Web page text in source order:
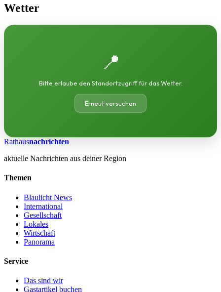
Wetter
📍
Bitte erlaube den Standortzugriff für das Wetter.
Erneut versuchen
Rathausnachrichten
aktuelle Nachrichten aus deiner Region
Themen
Blaulicht News
International
Gesellschaft
Lokales
Wirtschaft
Panorama
Service
Das sind wir
Gastartikel buchen